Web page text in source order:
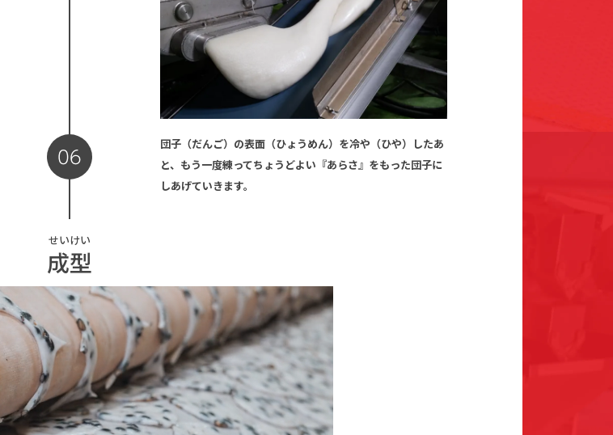
06
団子（だんご）の表面（ひょうめん）を冷や（ひや）したあ
と、もう一度練ってちょうどよい『あらさ』をもった団子に
しあげていきます。
せいけい
成型